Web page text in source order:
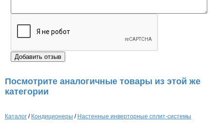
Посмотрите аналогичные товары из этой же
категории
Каталог / Кондиционеры / Настенные инверторные сплит-системы